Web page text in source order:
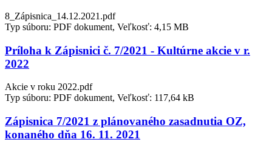
8_Zápisnica_14.12.2021.pdf
Typ súboru: PDF dokument, Veľkosť: 4,15 MB
Príloha k Zápisnici č. 7/2021 - Kultúrne akcie v r.
2022
Akcie v roku 2022.pdf
Typ súboru: PDF dokument, Veľkosť: 117,64 kB
Zápisnica 7/2021 z plánovaného zasadnutia OZ,
konaného dňa 16. 11. 2021